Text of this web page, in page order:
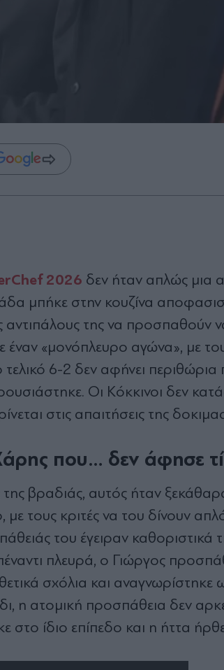
2026 δεν ήταν απλώς μια
μπήκε στην κουζίνα
της να προσπαθούν
έναν «μονόπλευρο αγώνα», με
τελικό 6-2 δεν αφήνει
Οι Κόκκινοι δεν
στις απαιτήσεις της
που… δεν άφησε
βραδιάς, αυτός ήταν
τους κριτές να του δίνουν
του έγειραν
πλευρά, ο Γιώργος
σχόλια και αναγνωρίστηκε
η ατομική προσπάθεια δεν
στο ίδιο επίπεδο και η ήττα